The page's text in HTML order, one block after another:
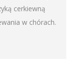
cerkiewną
w chórach.